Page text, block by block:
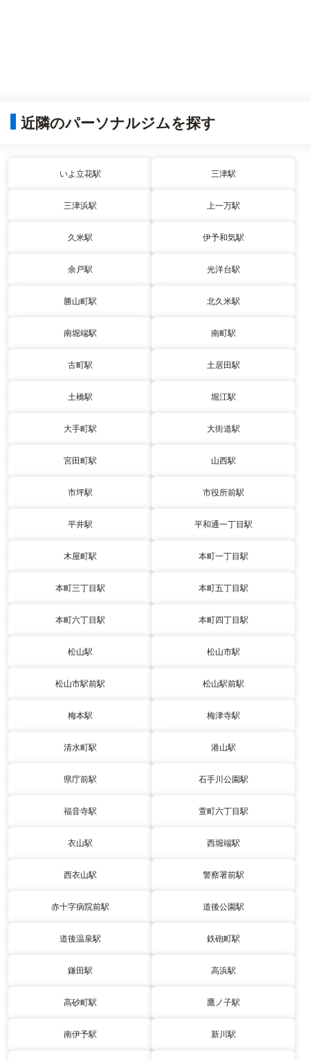
近隣のパーソナルジムを探す
いよ立花駅 三津駅
三津浜駅 上一万駅
久米駅 伊予和気駅
余戸駅 光洋台駅
勝山町駅 北久米駅
南堀端駅 南町駅
古町駅 土居田駅
土橋駅 堀江駅
大手町駅 大街道駅
宮田町駅 山西駅
市坪駅 市役所前駅
平井駅 平和通一丁目駅
木屋町駅 本町一丁目駅
本町三丁目駅 本町五丁目駅
本町六丁目駅 本町四丁目駅
松山駅 松山市駅
松山市駅前駅 松山駅前駅
梅本駅 梅津寺駅
清水町駅 港山駅
県庁前駅 石手川公園駅
福音寺駅 萱町六丁目駅
衣山駅 西堀端駅
西衣山駅 警察署前駅
赤十字病院前駅 道後公園駅
道後温泉駅 鉄砲町駅
鎌田駅 高浜駅
高砂町駅 鷹ノ子駅
南伊予駅 新川駅